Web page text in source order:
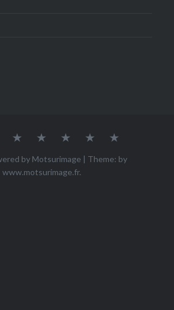
Qui
ACHETER
Mes
Mes
Mes
by Motsurimage | Theme: by
www.motsurimage.fr.